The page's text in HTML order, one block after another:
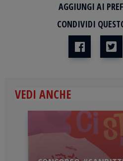
AGGIUNGI AI
CONDIVIDI
VEDI ANCHE